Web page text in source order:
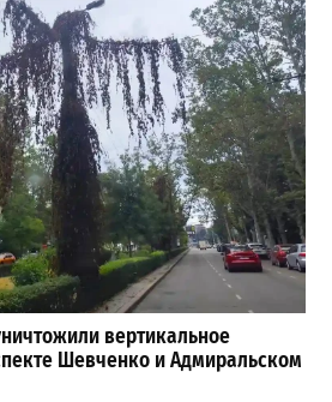
вертикальное
Шевченко и Адмиральском